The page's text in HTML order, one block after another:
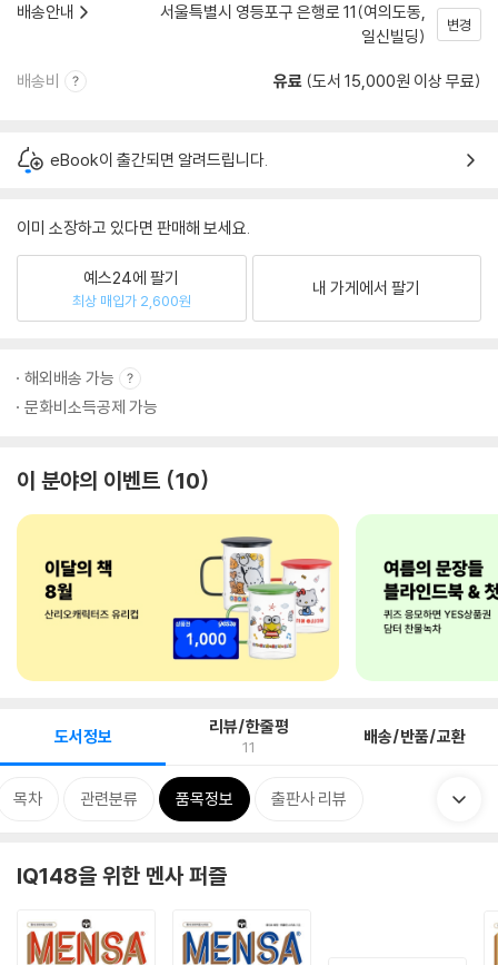
배송안내
서울특별시 영등포구 은행로 11(여의도동,
일신빌딩)
변경
배송비 유료 (도서 15,000원 이상 무료)
eBook이 출간되면 알려드립니다.
이미 소장하고 있다면 판매해 보세요.
예스24에 팔기
최상 매입가 2,600원
내 가게에서 팔기
해외배송 가능
문화비소득공제 가능
이 분야의 이벤트 10
도서정보 리뷰/한줄평
11 배송/반품/교환
목차 관련분류 품목정보 출판사 리뷰
IQ148을 위한 멘사 퍼즐